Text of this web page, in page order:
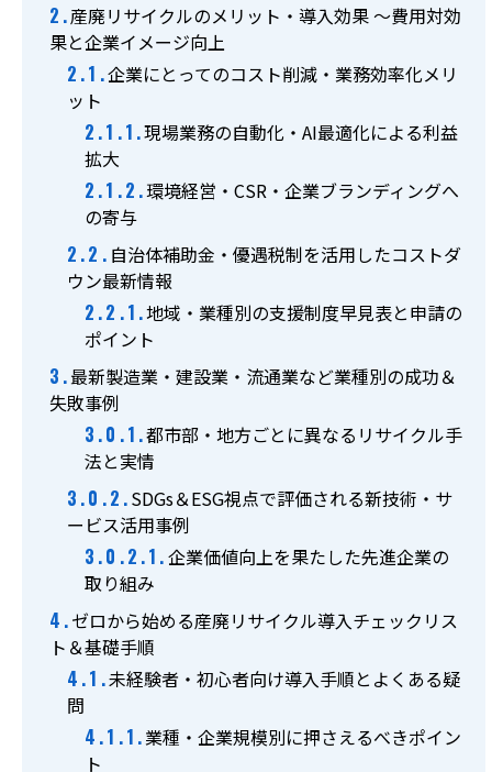
産廃リサイクルのメリット・導入効果 ～費用対効
果と企業イメージ向上
企業にとってのコスト削減・業務効率化メリ
ット
現場業務の自動化・AI最適化による利益
拡大
環境経営・CSR・企業ブランディングへ
の寄与
自治体補助金・優遇税制を活用したコストダ
ウン最新情報
地域・業種別の支援制度早見表と申請の
ポイント
最新製造業・建設業・流通業など業種別の成功＆
失敗事例
都市部・地方ごとに異なるリサイクル手
法と実情
SDGs＆ESG視点で評価される新技術・サ
ービス活用事例
企業価値向上を果たした先進企業の
取り組み
ゼロから始める産廃リサイクル導入チェックリス
ト＆基礎手順
未経験者・初心者向け導入手順とよくある疑
問
業種・企業規模別に押さえるべきポイン
ト